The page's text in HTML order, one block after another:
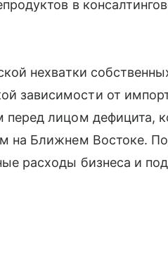
в
нехватки
зависимости от
перед лицом дефицита,
на Ближнем Востоке.
расходы бизнеса и